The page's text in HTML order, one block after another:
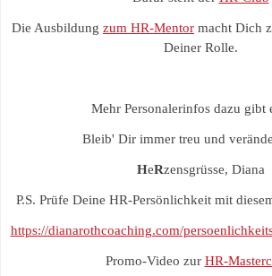
Die Ausbildung zum HR-Mentor macht Dich
Deiner Rolle.
Mehr Personalerinfos dazu gibt
Bleib' Dir immer treu und
HeRzensgrüsse, Diana
P.S. Prüfe Deine HR-Persönlichkeit mit
https://dianarothcoaching.com/
Promo-Video zur HR-